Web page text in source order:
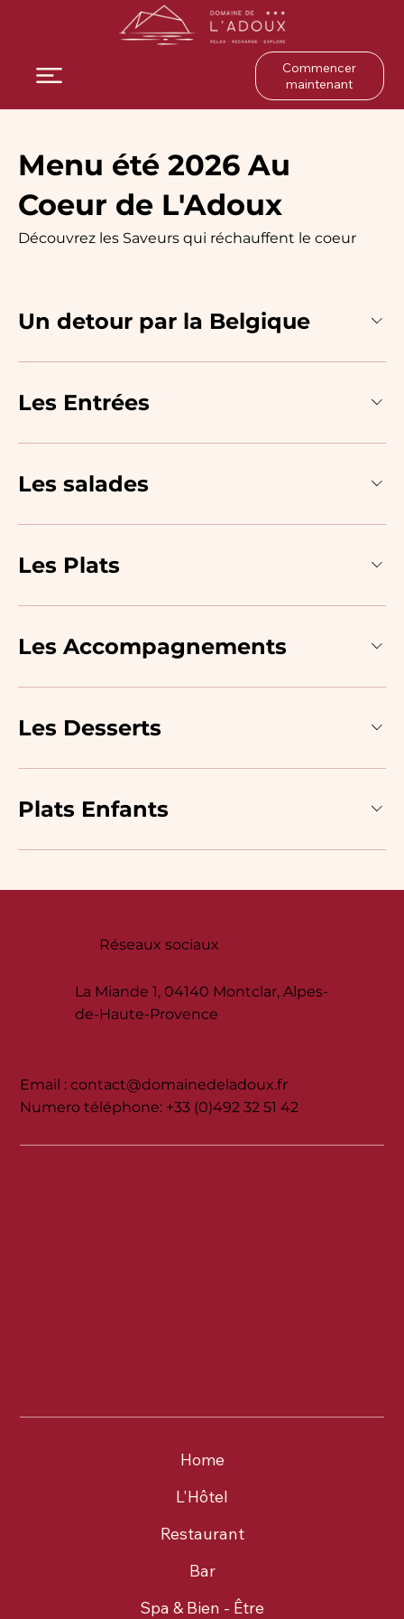
Commencer
maintenant
Menu été 2026 Au
Coeur de L'Adoux
Découvrez les Saveurs qui réchauffent le coeur
Un detour par la Belgique
Les Entrées
Les salades
Les Plats
Les Accompagnements
Les Desserts
Plats Enfants
Home
L'Hôtel
Restaurant
Bar
Spa & Bien - Être
Email :contact@domainedeladoux.fr
Numero téléphone: +33 (0)492 32 51 42‬
La Miande 1, 04140 Montclar, Alpes-
de-Haute-Provence
Réseaux sociaux